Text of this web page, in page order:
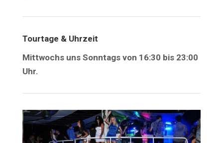
Tourtage & Uhrzeit
Mittwochs uns Sonntags von 16:30 bis 23:00
Uhr.